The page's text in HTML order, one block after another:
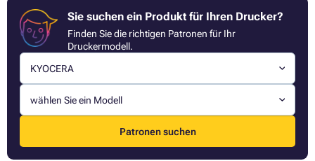
Sie suchen ein Produkt für Ihren Drucker?
Finden Sie die richtigen Patronen für Ihr
Druckermodell.
KYOCERA
wählen Sie ein Modell
Patronen suchen